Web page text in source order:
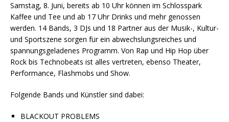
Samstag, 8. Juni, bereits ab 10 Uhr können im Schlosspark
Kaffee und Tee und ab 17 Uhr Drinks und mehr genossen
werden. 14 Bands, 3 DJs und 18 Partner aus der Musik-, Kultur-
und Sportszene sorgen für ein abwechslungsreiches und
spannungsgeladenes Programm. Von Rap und Hip Hop über
Rock bis Technobeats ist alles vertreten, ebenso Theater,
Performance, Flashmobs und Show.
Folgende Bands und Künstler sind dabei:
BLACKOUT PROBLEMS